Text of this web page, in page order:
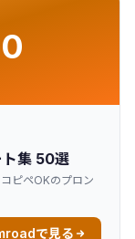
集 50選
ピペOKのプロン
で見る